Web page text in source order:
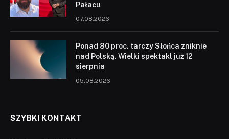
Pałacu
07.08.2026
Ponad 80 proc. tarczy Słońca zniknie
nad Polską. Wielki spektakl już 12
sierpnia
05.08.2026
SZYBKI KONTAKT